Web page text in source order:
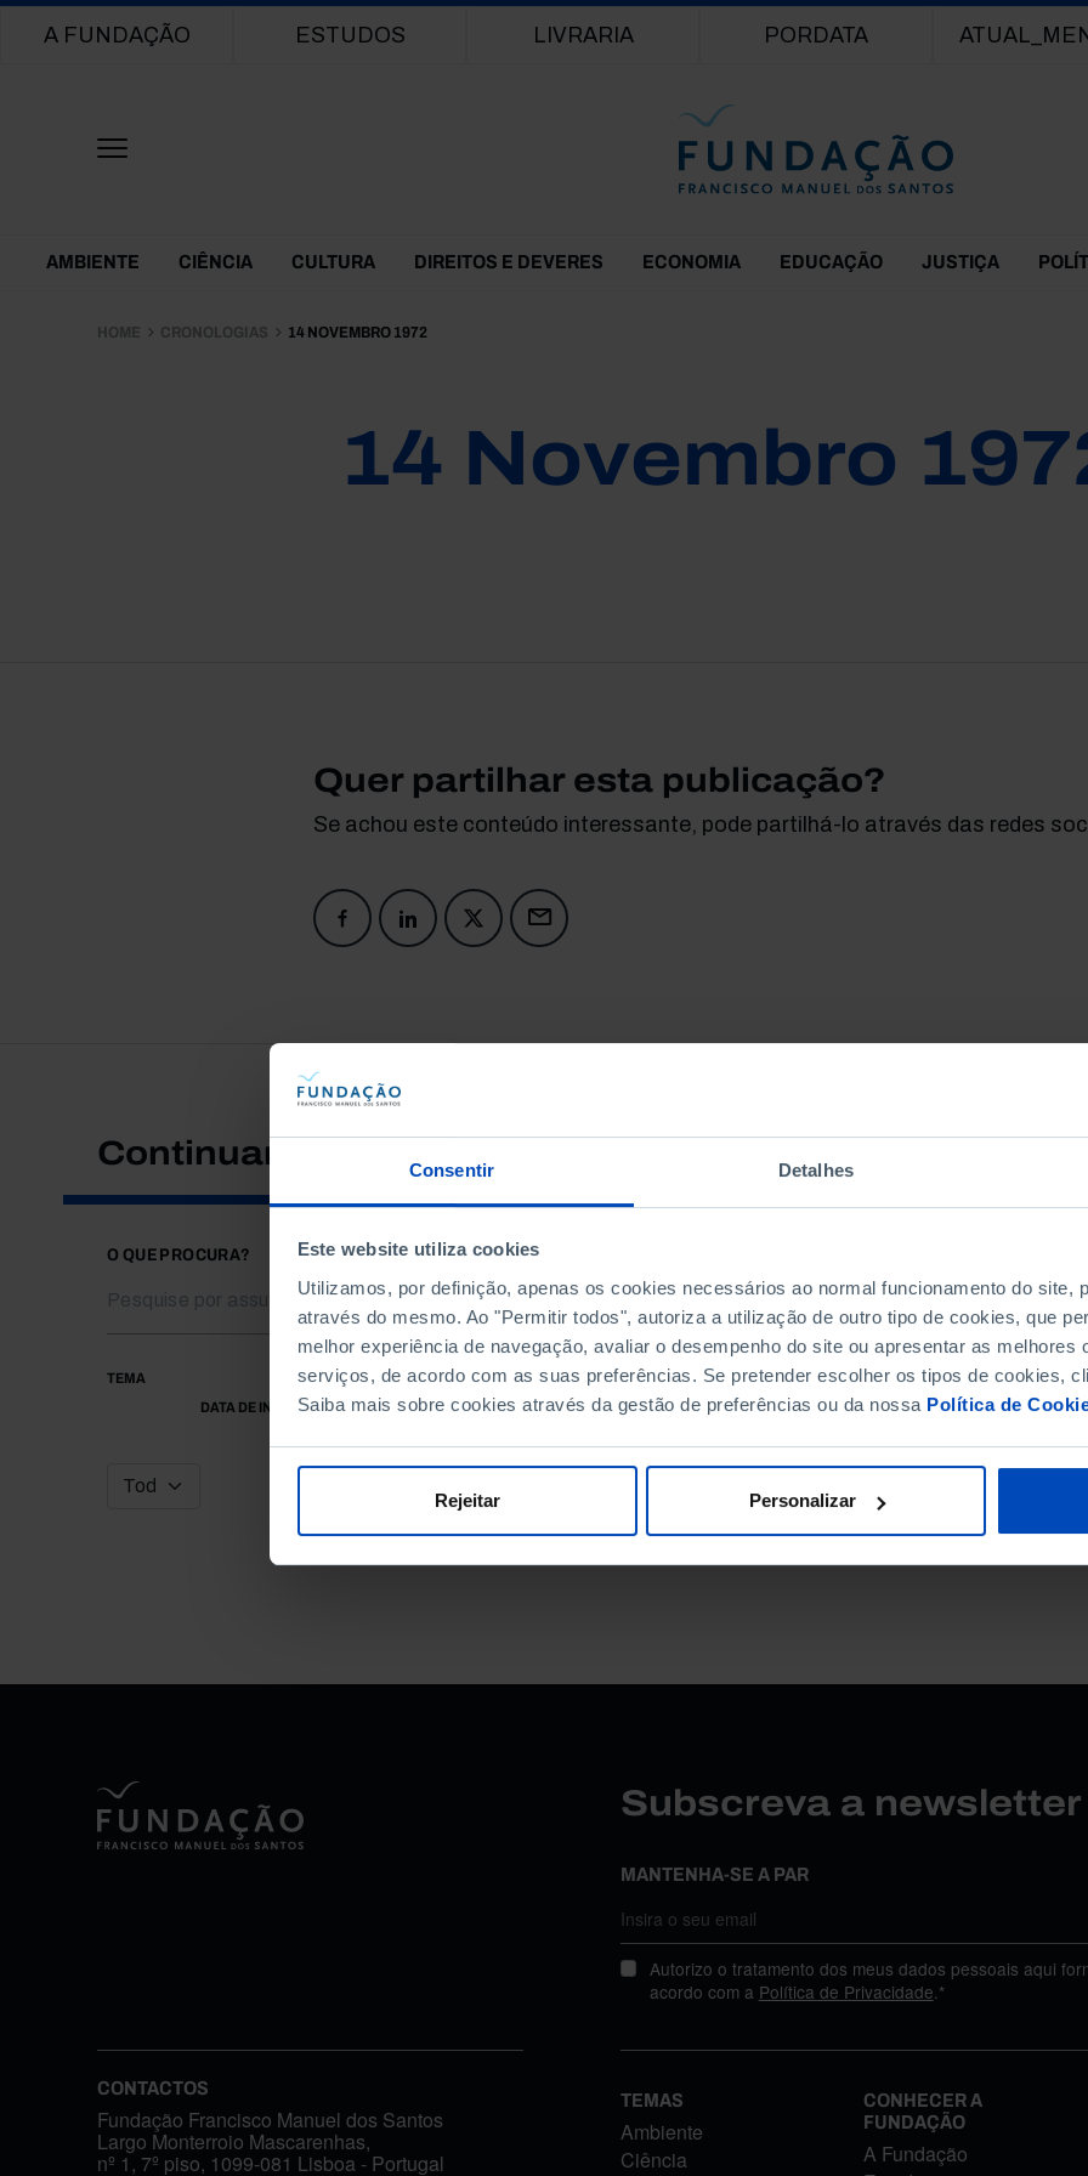
Consentir Detalhes
Este website utiliza cookies
Utilizamos, por definição, apenas os cookies necessários ao normal funcionamento do site,
através do mesmo. Ao "Permitir todos", autoriza a utilização de outro tipo de cookies, que
melhor experiência de navegação, avaliar o desempenho do site ou apresentar as melhores
serviços, de acordo com as suas preferências. Se pretender escolher os tipos de cookies,
Saiba mais sobre cookies através da gestão de preferências ou da nossa Política de
Rejeitar Personalizar
Main navigation
A FUNDAÇÃO ESTUDOS LIVRARIA PORDATA
Themes Menu
AMBIENTE CIÊNCIA CULTURA DIREITOS E DEVERES ECONOMIA EDUCAÇÃO JUSTIÇA
HOME CRONOLOGIAS 14 NOVEMBRO 1972
14 Novembro
Quer partilhar esta publicação?
Se achou este conteúdo interessante, pode partilhá-lo através das redes
Continuar a pesquisar
O QUE PROCURA?
TEMA
DATA DE INÍCIO
DATA DE FIM
Subscreva a
MANTENHA-SE A PAR
Autorizo o tratamento dos meus dados pessoais aqui
acordo com a Política de Privacidade.*
CONTACTOS
Fundação Francisco Manuel dos Santos
Largo Monterroio Mascarenhas,
nº 1, 7º piso, 1099-081 Lisboa - Portugal
TEMAS
Ambiente
Ciência
CONHECER A
FUNDAÇÃO
A Fundação